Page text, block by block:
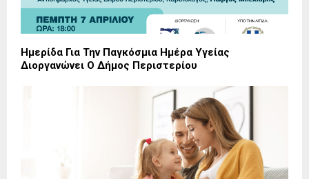
Ημερίδα Για Την Παγκόσμια Ημέρα Υγείας
Διοργανώνει Ο Δήμος Περιστερίου